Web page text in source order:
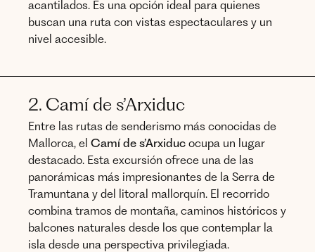
acantilados. Es una opción ideal para quienes
buscan una ruta con vistas espectaculares y un
nivel accesible.
2. Camí de s’Arxiduc
Entre las rutas de senderismo más conocidas de
Mallorca, el Camí de s’Arxiduc ocupa un lugar
destacado. Esta excursión ofrece una de las
panorámicas más impresionantes de la Serra de
Tramuntana y del litoral mallorquín. El recorrido
combina tramos de montaña, caminos históricos y
balcones naturales desde los que contemplar la
isla desde una perspectiva privilegiada.